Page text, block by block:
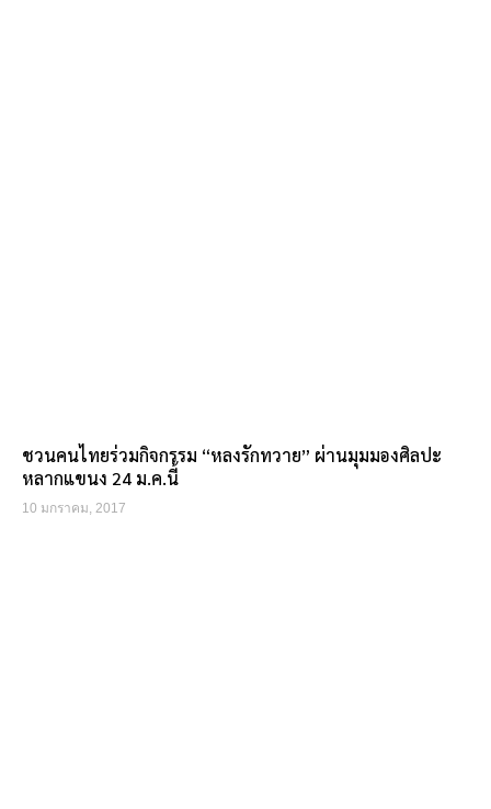
ชวนคนไทยร่วมกิจกรรม “หลงรักทวาย” ผ่านมุมมองศิลปะ
หลากแขนง 24 ม.ค.นี้
10 มกราคม, 2017